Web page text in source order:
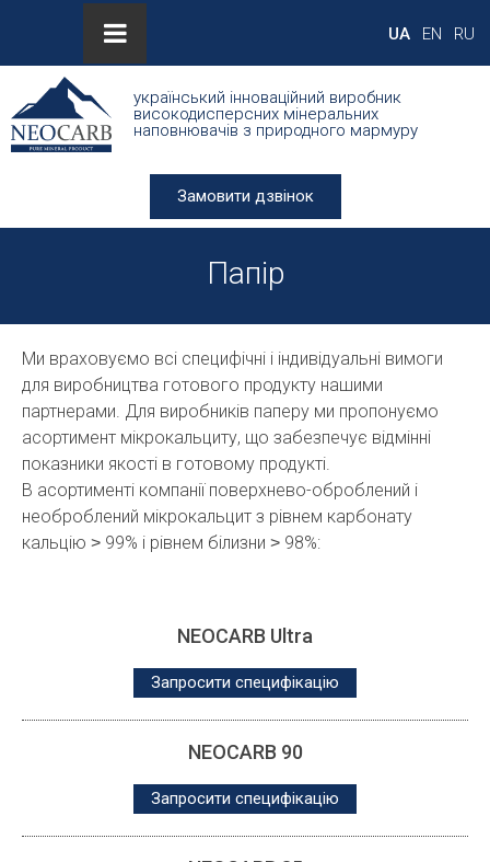
UA EN RU
український інноваційний виробник
високодисперсних мінеральних
наповнювачів з природного мармуру
Замовити дзвінок
Папір
Ми враховуємо всі специфічні і індивідуальні вимоги
для виробництва готового продукту нашими
партнерами. Для виробників паперу ми пропонуємо
асортимент мікрокальциту, що забезпечує відмінні
показники якості в готовому продукті.
В асортименті компанії поверхнево-оброблений і
необроблений мікрокальцит з рівнем карбонату
кальцію ˃ 99% і рівнем білизни ˃ 98%:
NEOCARB Ultra
Запросити специфікацію
NEOCARB 90
Запросити специфікацію